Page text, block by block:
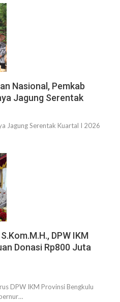
Nasional, Pemkab
Jagung Serentak
Jagung Serentak Kuartal I 2026
DPW IKM
Donasi Rp800 Juta
DPW IKM Provinsi Bengkulu